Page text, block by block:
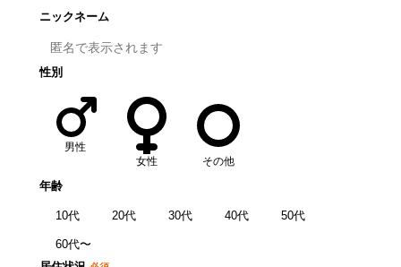
ニックネーム
性別
男性
女性
その他
年齢
10代 20代 30代 40代 50代
60代〜